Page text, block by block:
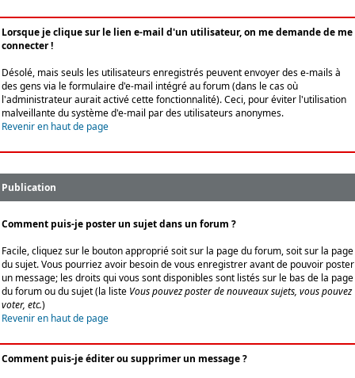
Lorsque je clique sur le lien e-mail d'un utilisateur, on me demande de me
connecter !
Désolé, mais seuls les utilisateurs enregistrés peuvent envoyer des e-mails à
des gens via le formulaire d'e-mail intégré au forum (dans le cas où
l'administrateur aurait activé cette fonctionnalité). Ceci, pour éviter l'utilisation
malveillante du système d'e-mail par des utilisateurs anonymes.
Revenir en haut de page
Publication
Comment puis-je poster un sujet dans un forum ?
Facile, cliquez sur le bouton approprié soit sur la page du forum, soit sur la page
du sujet. Vous pourriez avoir besoin de vous enregistrer avant de pouvoir poster
un message; les droits qui vous sont disponibles sont listés sur le bas de la page
du forum ou du sujet (la liste Vous pouvez poster de nouveaux sujets, vous pouvez
voter, etc.)
Revenir en haut de page
Comment puis-je éditer ou supprimer un message ?